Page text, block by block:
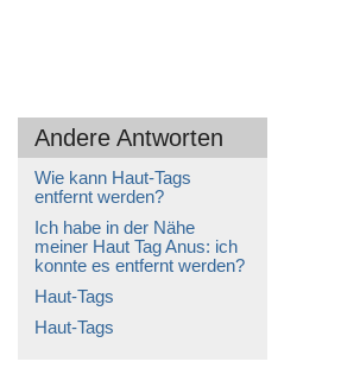
Andere Antworten
Wie kann Haut-Tags
entfernt werden?
Ich habe in der Nähe
meiner Haut Tag Anus: ich
konnte es entfernt werden?
Haut-Tags
Haut-Tags